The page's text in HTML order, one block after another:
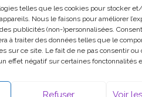
telles que les cookies pour stocker
Nous le faisons pour améliorer
publicités (non-)personnalisées.
à traiter des données telles que le
sur ce site. Le fait de ne pas consentir ou
effet négatif sur certaines fonctonnalités
Refuser Voir